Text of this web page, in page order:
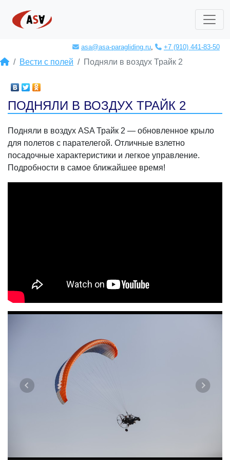
asa@asa-paragliding.ru, +7 (910) 441-83-50
Вести с полей Подняли в воздух Трайк 2
ПОДНЯЛИ В ВОЗДУХ ТРАЙК 2
Подняли в воздух ASA Трайк 2 — обновленное крыло
для полетов с парателегой. Отличные взлетно
посадочные характеристики и легкое управление.
Подробности в самое ближайшее время!